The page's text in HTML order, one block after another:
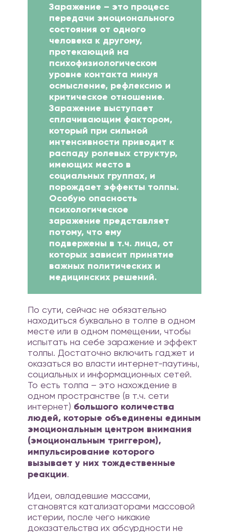
Заражение – это процесс
передачи эмоционального
состояния от одного
человека к другому,
протекающий на
психофизиологическом
уровне контакта минуя
осмысление, рефлексию и
критическое отношение.
Заражение выступает
сплачивающим фактором,
который при сильной
интенсивности приводит к
распаду ролевых структур,
имеющих место в
социальных группах, и
порождает эффекты толпы.
Особую опасность
психологическое
заражение представляет
потому, что ему
подвержены в т.ч. лица, от
которых зависит принятие
важных политических и
медицинских решений.
По сути, сейчас не обязательно
находиться буквально в толпе в одном
месте или в одном помещении, чтобы
испытать на себе заражение и эффект
толпы. Достаточно включить гаджет и
оказаться во власти интернет-паутины,
социальных и информационных сетей.
То есть толпа – это нахождение в
одном пространстве (в т.ч. сети
интернет) большого количества
людей, которые объединены единым
эмоциональным центром внимания
(эмоциональным триггером),
импульсирование которого
вызывает у них тождественные
реакции.
Идеи, овладевшие массами,
становятся катализаторами массовой
истерии, после чего никакие
доказательства их абсурдности не